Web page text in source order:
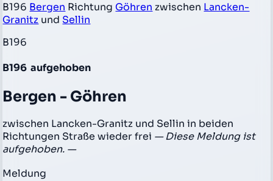
B196 Bergen Richtung Göhren zwischen Lancken-
Granitz und Sellin
B196
B196 aufgehoben
Bergen - Göhren
zwischen Lancken-Granitz und Sellin in beiden
Richtungen Straße wieder frei — Diese Meldung ist
aufgehoben. —
Meldung